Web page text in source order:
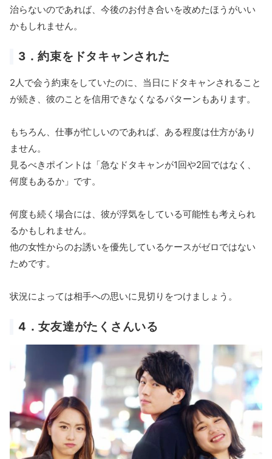
治らないのであれば、今後のお付き合いを改めたほうがいい
かもしれません。
3．約束をドタキャンされた
2人で会う約束をしていたのに、当日にドタキャンされること
が続き、彼のことを信用できなくなるパターンもあります。
もちろん、仕事が忙しいのであれば、ある程度は仕方があり
ません。
見るべきポイントは「急なドタキャンが1回や2回ではなく、
何度もあるか」です。
何度も続く場合には、彼が浮気をしている可能性も考えられ
るかもしれません。
他の女性からのお誘いを優先しているケースがゼロではない
ためです。
状況によっては相手への思いに見切りをつけましょう。
4．女友達がたくさんいる